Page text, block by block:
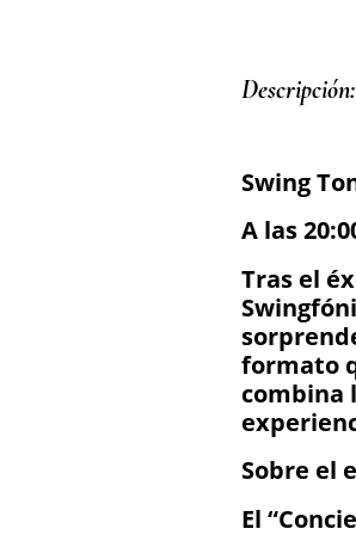
Descripción: